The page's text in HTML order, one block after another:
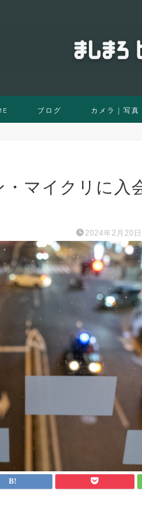
ブログ カメラ｜写真
・マイクリに入
2024年2月20日